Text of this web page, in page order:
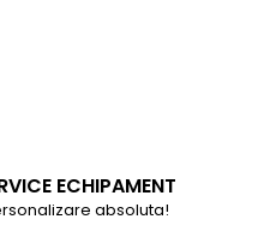
ECHIPAMENT
absoluta!